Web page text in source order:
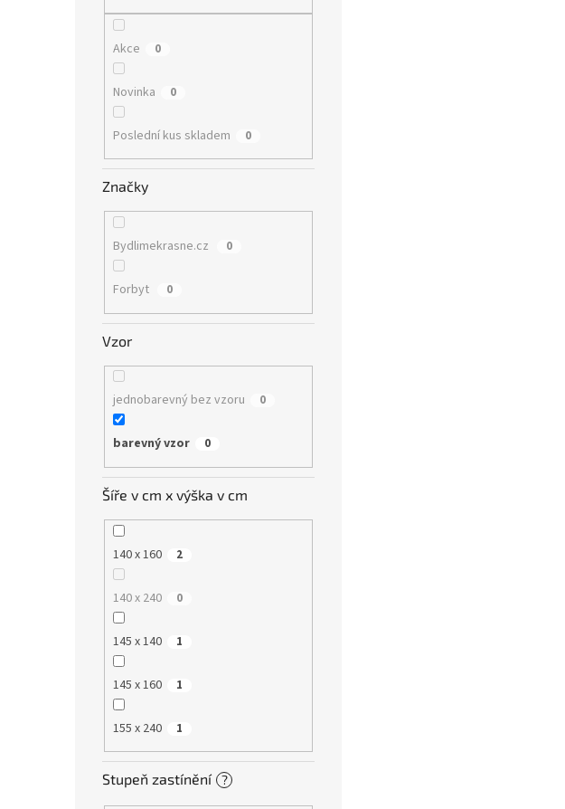
Akce 0
Novinka 0
Poslední kus skladem 0
Značky
Bydlimekrasne.cz 0
Forbyt 0
Vzor
jednobarevný bez vzoru 0
barevný vzor 0
Šíře v cm x výška v cm
140 x 160 2
140 x 240 0
145 x 140 1
145 x 160 1
155 x 240 1
Stupeň zastínění ?